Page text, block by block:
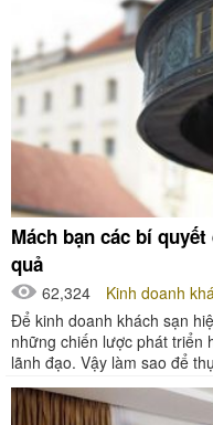
Mách bạn các bí
quả
62,324
Kinh doanh
Để kinh doanh khách sạn
những chiến lược phát triển
lãnh đạo. Vậy làm sao để